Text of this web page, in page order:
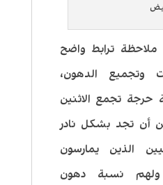
ملاحظة ترابط واضح
وتجميع الدهون،
حرجة تجمع الاثنين
أن تجد بشكل نادر
الذين يمارسون
ولهم نسبة دهون